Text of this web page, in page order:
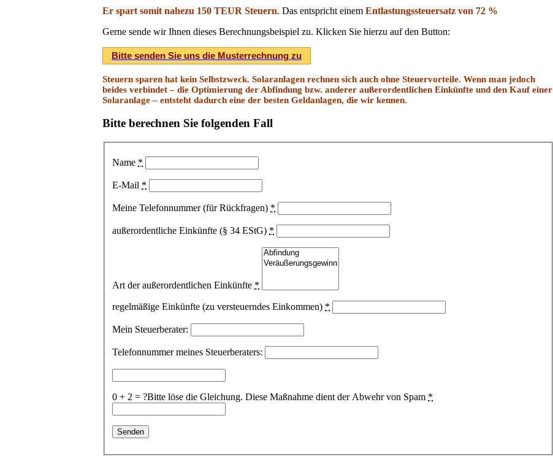
Er spart somit nahezu 150 TEUR Steuern. Das entspricht einem Entlastungssteuersatz von 72 %
Gerne sende wir Ihnen dieses Berechnungsbeispiel zu. Klicken Sie hierzu auf den Button:
Bitte senden Sie uns die Musterrechnung zu
Steuern sparen hat kein Selbstzweck. Solaranlagen rechnen sich auch ohne Steuervorteile. Wenn man jedoch
beides verbindet – die Optimierung der Abfindung bzw. anderer außerordentlichen Einkünfte und den Kauf einer
Solaranlage – entsteht dadurch eine der besten Geldanlagen, die wir kennen.
Bitte berechnen Sie folgenden Fall
Name *
E-Mail *
Meine Telefonnummer (für Rückfragen) *
außerordentliche Einkünfte (§ 34 EStG) *
Art der außerordentlichen Einkünfte *
regelmäßige Einkünfte (zu versteuerndes Einkommen) *
Mein Steuerberater:
Telefonnummer meines Steuerberaters:
0 + 2 = ?Bitte löse die Gleichung. Diese Maßnahme dient der Abwehr von Spam *